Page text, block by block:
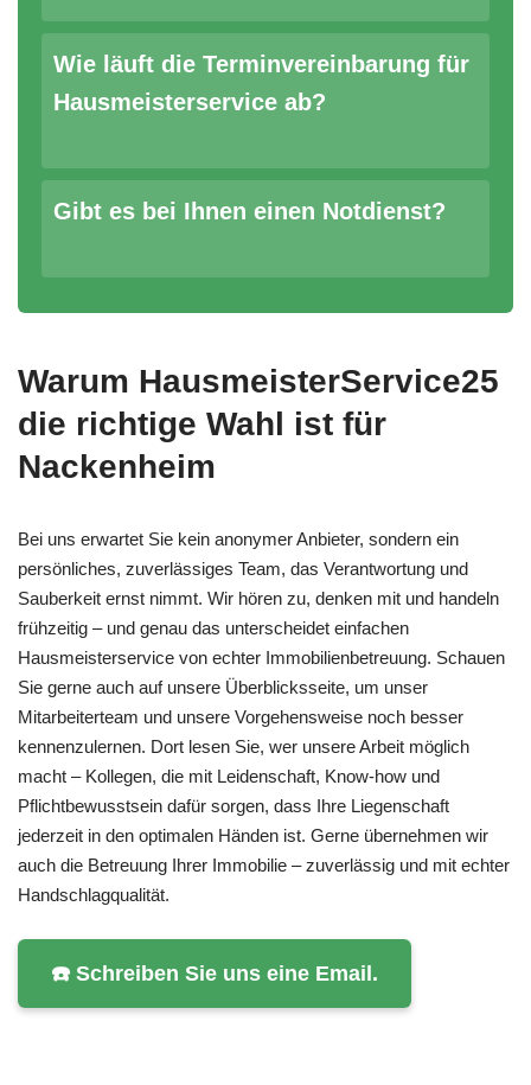
Wie läuft die Terminvereinbarung für
Hausmeisterservice ab?
Gibt es bei Ihnen einen Notdienst?
Warum HausmeisterService25
die richtige Wahl ist für
Nackenheim
Bei uns erwartet Sie kein anonymer Anbieter, sondern ein
persönliches, zuverlässiges Team, das Verantwortung und
Sauberkeit ernst nimmt. Wir hören zu, denken mit und handeln
frühzeitig – und genau das unterscheidet einfachen
Hausmeisterservice von echter Immobilienbetreuung. Schauen
Sie gerne auch auf unsere Überblicksseite, um unser
Mitarbeiterteam und unsere Vorgehensweise noch besser
kennenzulernen. Dort lesen Sie, wer unsere Arbeit möglich
macht – Kollegen, die mit Leidenschaft, Know-how und
Pflichtbewusstsein dafür sorgen, dass Ihre Liegenschaft
jederzeit in den optimalen Händen ist. Gerne übernehmen wir
auch die Betreuung Ihrer Immobilie – zuverlässig und mit echter
Handschlagqualität.
☎️ Schreiben Sie uns eine Email.